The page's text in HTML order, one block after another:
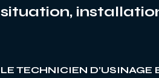
situation,
LE TECHNICIEN D’USINAGE